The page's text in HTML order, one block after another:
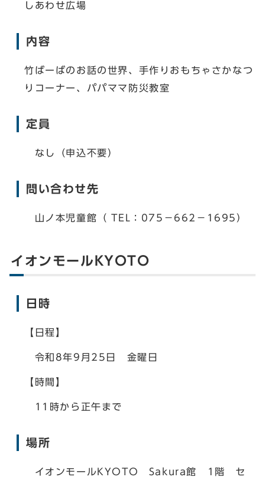
しあわせ広場
内容
竹ばーばのお話の世界、手作りおもちゃさかなつ
りコーナー、パパママ防災教室
定員
なし（申込不要）
問い合わせ先
山ノ本児童館（ TEL：075－662－1695）
イオンモールKYOTO
日時
【日程】
令和8年9月25日 金曜日
【時間】
11時から正午まで
場所
イオンモールKYOTO Sakura館 1階 セ